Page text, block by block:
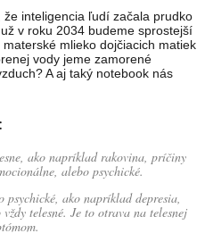
inteligencia ľudí začala prudko
v roku 2034 budeme sprostejší
mlieko dojčiacich matiek
vody jeme zamorené
A aj taký notebook nás
ako napríklad rakovina, príčiny
alebo psychické.
psychické, ako napríklad depresia,
telesné. Je to otrava na telesnej